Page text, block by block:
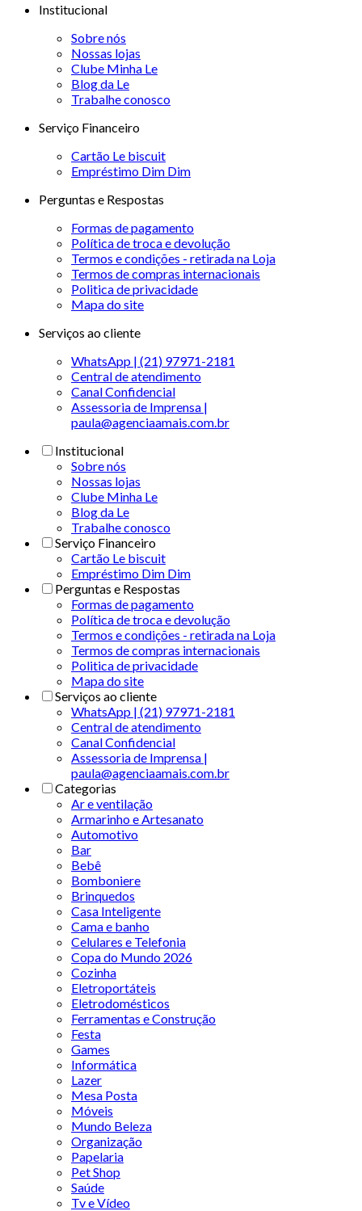
Institucional
Sobre nós
Nossas lojas
Clube Minha Le
Blog da Le
Trabalhe conosco
Serviço Financeiro
Cartão Le biscuit
Empréstimo Dim Dim
Perguntas e Respostas
Formas de pagamento
Política de troca e devolução
Termos e condições - retirada na Loja
Termos de compras internacionais
Politica de privacidade
Mapa do site
Serviços ao cliente
WhatsApp | (21) 97971-2181
Central de atendimento
Canal Confidencial
Assessoria de Imprensa |
paula@agenciaamais.com.br
Institucional
Sobre nós
Nossas lojas
Clube Minha Le
Blog da Le
Trabalhe conosco
Serviço Financeiro
Cartão Le biscuit
Empréstimo Dim Dim
Perguntas e Respostas
Formas de pagamento
Política de troca e devolução
Termos e condições - retirada na Loja
Termos de compras internacionais
Politica de privacidade
Mapa do site
Serviços ao cliente
WhatsApp | (21) 97971-2181
Central de atendimento
Canal Confidencial
Assessoria de Imprensa |
paula@agenciaamais.com.br
Categorias
Ar e ventilação
Armarinho e Artesanato
Automotivo
Bar
Bebê
Bomboniere
Brinquedos
Casa Inteligente
Cama e banho
Celulares e Telefonia
Copa do Mundo 2026
Cozinha
Eletroportáteis
Eletrodomésticos
Ferramentas e Construção
Festa
Games
Informática
Lazer
Mesa Posta
Móveis
Mundo Beleza
Organização
Papelaria
Pet Shop
Saúde
Tv e Vídeo